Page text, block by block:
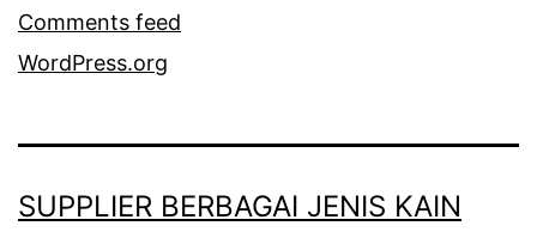
Comments feed
WordPress.org
SUPPLIER BERBAGAI JENIS KAIN